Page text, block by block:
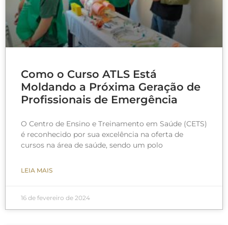
Como o Curso ATLS Está
Moldando a Próxima Geração de
Profissionais de Emergência
O Centro de Ensino e Treinamento em Saúde (CETS)
é reconhecido por sua excelência na oferta de
cursos na área de saúde, sendo um polo
LEIA MAIS
16 de fevereiro de 2024